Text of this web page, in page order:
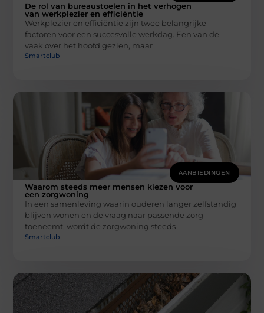
De rol van bureaustoelen in het verhogen
van werkplezier en efficiëntie
Werkplezier en efficiëntie zijn twee belangrijke
factoren voor een succesvolle werkdag. Een van de
vaak over het hoofd gezien, maar
Smartclub
AANBIEDINGEN
Waarom steeds meer mensen kiezen voor
een zorgwoning
In een samenleving waarin ouderen langer zelfstandig
blijven wonen en de vraag naar passende zorg
toeneemt, wordt de zorgwoning steeds
Smartclub